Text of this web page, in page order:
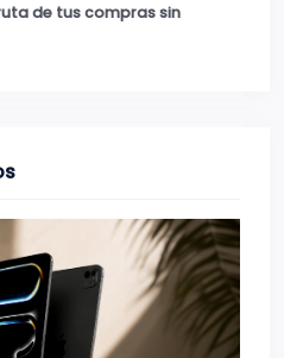
de tus compras sin